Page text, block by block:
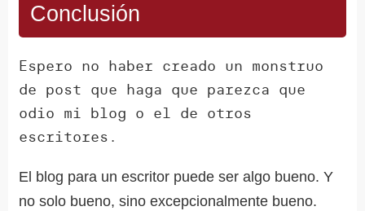
Conclusión
Espero no haber creado un monstruo
de post que haga que parezca que
odio mi blog o el de otros
escritores.
El blog para un escritor puede ser algo bueno. Y
no solo bueno, sino excepcionalmente bueno.